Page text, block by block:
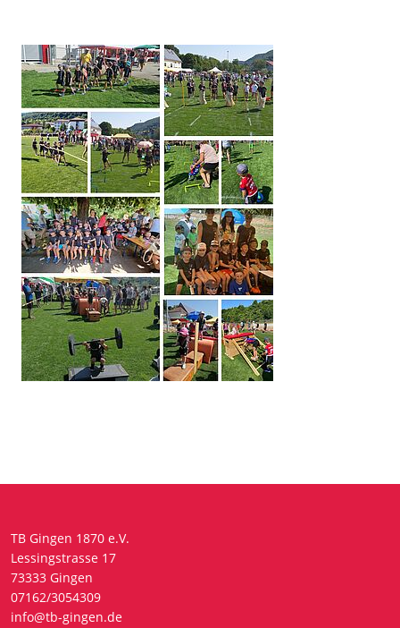
TB Gingen 1870 e.V.
Lessingstrasse 17
73333 Gingen
07162/3054309
info@tb-gingen.de